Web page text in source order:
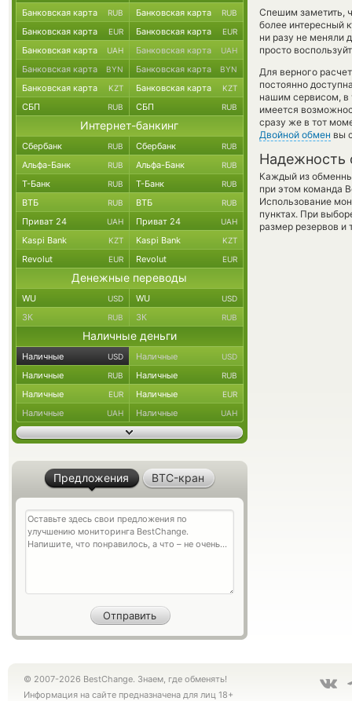
Спешим заметить,
более интересный
ни разу не меняли
просто
Для верного
постоянно
нашим сервисом, в
имеется
сразу же в тот
Двойной обмен вы
Надежность
Каждый из
при этом команда
Использование
пунктах. При
размер резервов и
Банковская карта RUB Банковская карта RUB
Банковская карта EUR Банковская карта EUR
Банковская карта UAH Банковская карта UAH
Банковская карта BYN Банковская карта BYN
Банковская карта KZT Банковская карта KZT
СБП RUB СБП RUB
Интернет-банкинг
Сбербанк RUB Сбербанк RUB
Альфа-Банк RUB Альфа-Банк RUB
Т-Банк RUB Т-Банк RUB
ВТБ RUB ВТБ RUB
Приват 24 UAH Приват 24 UAH
Kaspi Bank KZT Kaspi Bank KZT
Revolut EUR Revolut EUR
Денежные переводы
WU USD WU USD
ЗК RUB ЗК RUB
Наличные деньги
Наличные USD Наличные USD
Наличные RUB Наличные RUB
Наличные EUR Наличные EUR
Наличные UAH Наличные UAH
Предложения BTC-кран
© 2007-2026 BestChange. Знаем, где обменять!
Информация на сайте предназначена для лиц 18+